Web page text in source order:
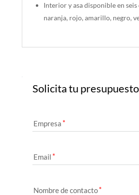
Interior y asa disponible en seis
naranja, rojo, amarillo, negro,
Solicita tu presupuesto
Empresa
Email
Nombre de contacto